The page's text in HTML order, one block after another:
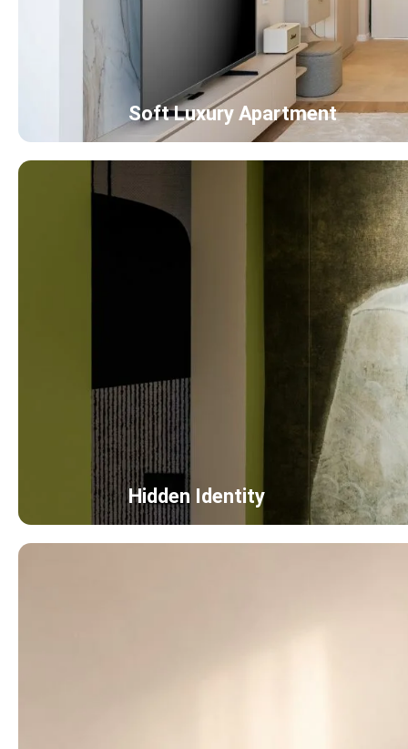
Soft Luxury Apartment
Hidden Identity